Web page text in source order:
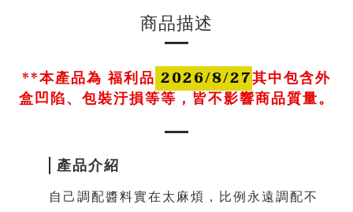
商品描述
**本產品為 福利品 2026/8/27其中包含外
盒凹陷、包裝汙損等等，皆不影響商品質量。
產品介紹
自己調配醬料實在太麻煩，比例永遠調配不